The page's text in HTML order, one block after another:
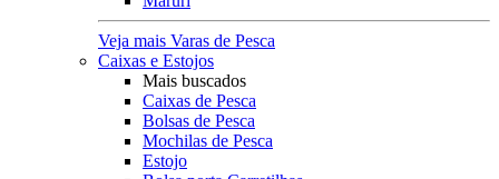
Veja mais Varas de Pesca
Caixas e Estojos
Mais buscados
Caixas de Pesca
Bolsas de Pesca
Mochilas de Pesca
Estojo